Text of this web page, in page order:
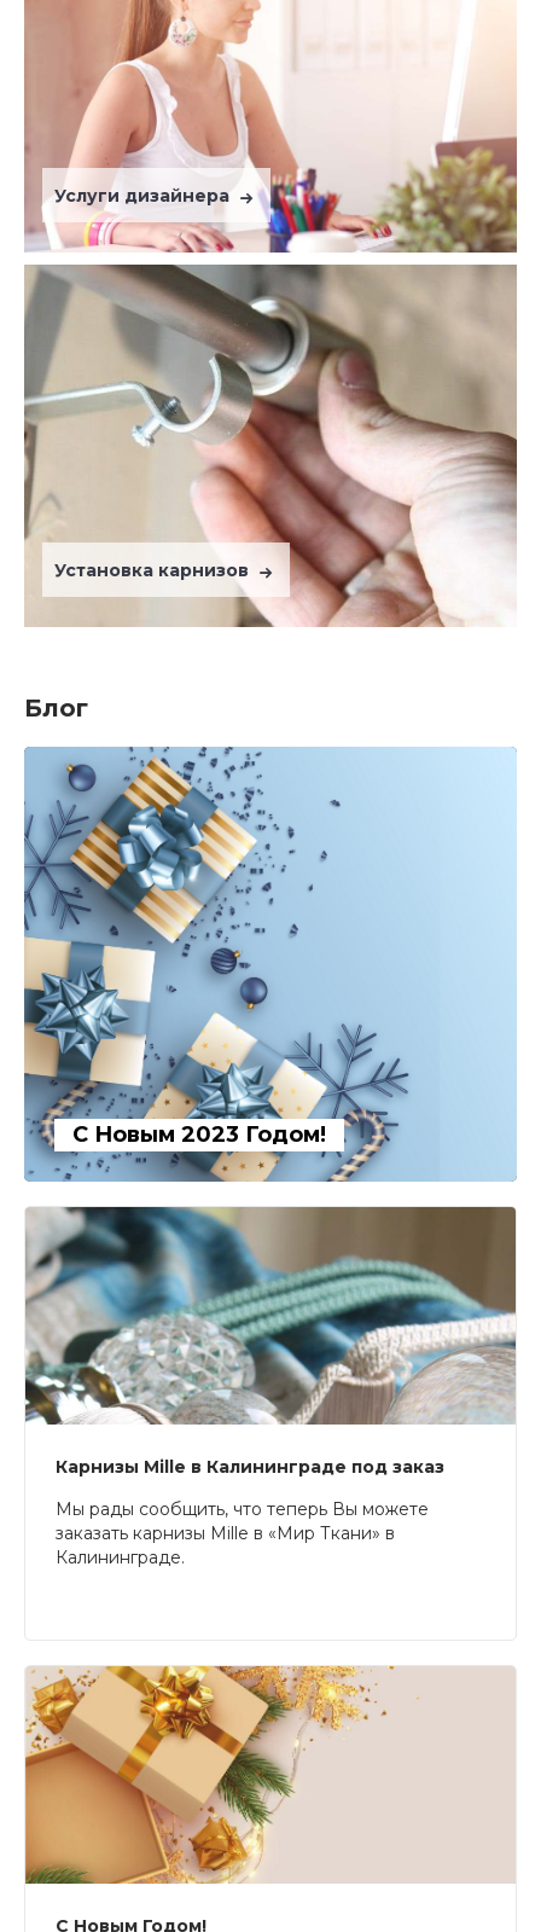
Услуги дизайнера
Установка карнизов
Блог
С Новым 2023 Годом!
Карнизы Mille в Калининграде под заказ
Мы рады сообщить, что теперь Вы можете
заказать карнизы Mille в «Мир Ткани» в
Калининграде.
С Новым Годом!